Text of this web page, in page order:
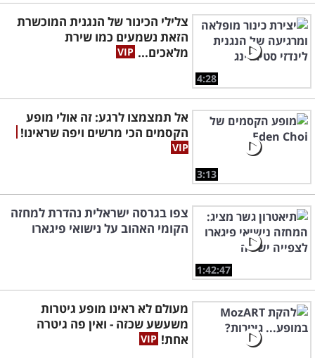
4:28
צלילי הכינור של הנגנית המוכשרת
הזאת נשמעים כמו שירת
מלאכים...
3:13
אל תמצמצו לרגע: זה אולי מופע
הקסמים הכי מרשים ויפה שראינו!
1:42:47
צפו בגרסה ישראלית נהדרת למחזה
הקומי האהוב על נישואי פיגארו
מעולם לא ראינו מופע גיטרות
משעשע שכזה - ואין פה גיטרה
אחת!